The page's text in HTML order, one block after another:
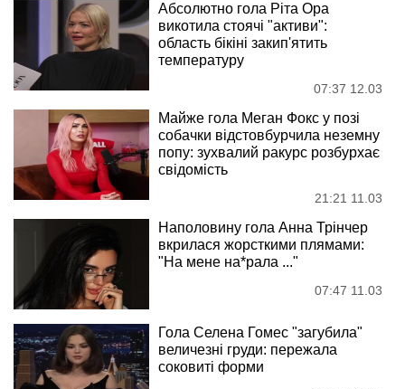
Абсолютно гола Ріта Ора
викотила стоячі "активи":
область бікіні закип'ятить
температуру
07:37 12.03
Майже гола Меган Фокс у позі
собачки відстовбурчила неземну
попу: зухвалий ракурс розбурхає
свідомість
21:21 11.03
Наполовину гола Анна Трінчер
вкрилася жорсткими плямами:
"На мене на*рала ..."
07:47 11.03
Гола Селена Гомес "загубила"
величезні груди: пережала
соковиті форми